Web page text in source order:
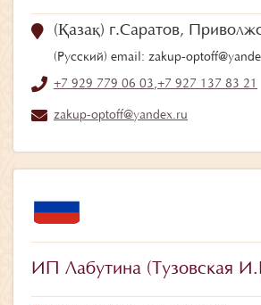
(Қазақ) г.Саратов,
(Русский) email: zakup-
+7 929 779 06 03,+7 927 137 83 21
zakup-optoff@yandex.ru
ИП Лабутина (Тузовская